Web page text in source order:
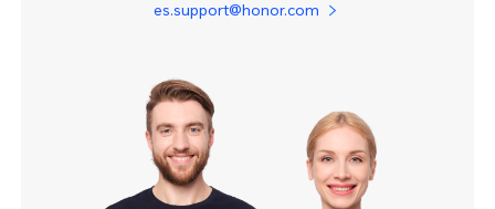
es.support@honor.com